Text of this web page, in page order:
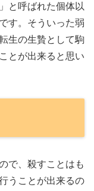
と呼ばれた個体以
す。そういった弱
生の生贄として駒
とが出来ると思い
で、殺すことはも
うことが出来るの